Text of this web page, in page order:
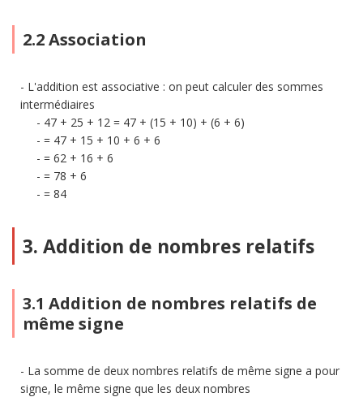
2.2 Association
L'addition est associative : on peut calculer des sommes
intermédiaires
47 + 25 + 12 = 47 + (15 + 10) + (6 + 6)
= 47 + 15 + 10 + 6 + 6
= 62 + 16 + 6
= 78 + 6
= 84
3. Addition de nombres relatifs
3.1 Addition de nombres relatifs de
même signe
La somme de deux nombres relatifs de même signe a pour
signe, le même signe que les deux nombres